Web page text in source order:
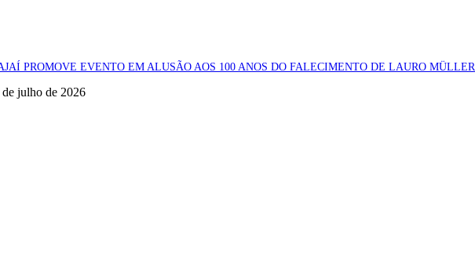
PROMOVE EVENTO EM ALUSÃO AOS 100 ANOS DO FALECIMENTO DE LAURO MÜLLER
de julho de 2026